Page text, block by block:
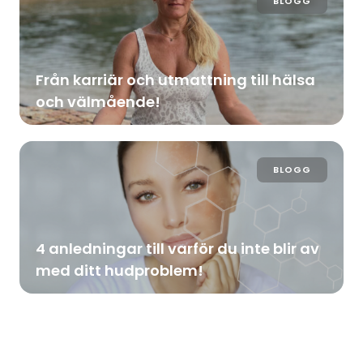
Från karriär och utmattning till hälsa
och välmående!
BLOGG
4 anledningar till varför du inte blir av
med ditt hudproblem!